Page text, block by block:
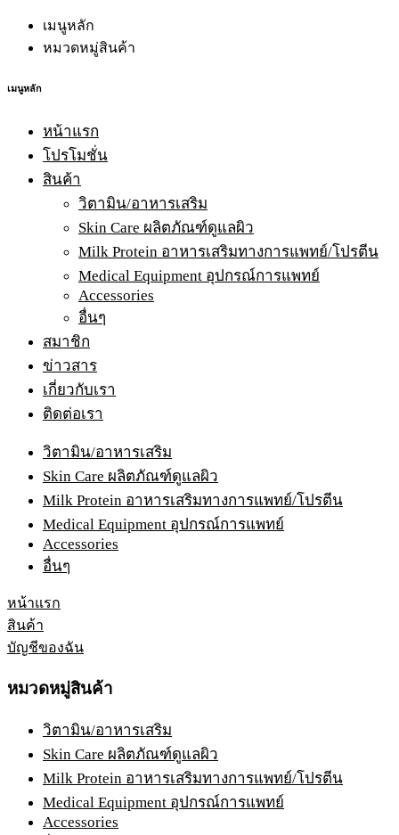
เมนูหลัก
หมวดหมู่สินค้า
เมนูหลัก
หน้าแรก
โปรโมชั่น
สินค้า
วิตามิน/อาหารเสริม
Skin Care ผลิตภัณฑ์ดูแลผิว
Milk Protein อาหารเสริมทางการแพทย์/โปรตีน
Medical Equipment อุปกรณ์การแพทย์
Accessories
อื่นๆ
สมาชิก
ข่าวสาร
เกี่ยวกับเรา
ติดต่อเรา
วิตามิน/อาหารเสริม
Skin Care ผลิตภัณฑ์ดูแลผิว
Milk Protein อาหารเสริมทางการแพทย์/โปรตีน
Medical Equipment อุปกรณ์การแพทย์
Accessories
อื่นๆ
หน้าแรก
สินค้า
บัญชีของฉัน
หมวดหมู่สินค้า
วิตามิน/อาหารเสริม
Skin Care ผลิตภัณฑ์ดูแลผิว
Milk Protein อาหารเสริมทางการแพทย์/โปรตีน
Medical Equipment อุปกรณ์การแพทย์
Accessories